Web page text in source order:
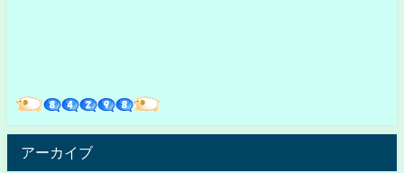
アーカイブ